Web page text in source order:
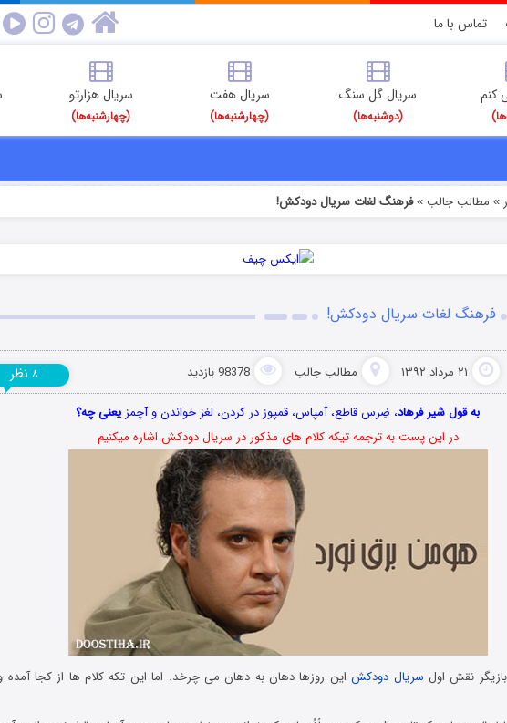
تماس با ما
کنم سریال گل سنگ
(دوشنبه‌ها)
سریال هفت
(چهارشنبه‌ها)
سریال هزارتو
(چهارشنبه‌ها)
» مطالب جالب »فرهنگ لغات سریال دودکش!
فرهنگ لغات سریال دودکش!
۲۱ مرداد ۱۳۹۲ مطالب جالب 98378 بازدید ۸ نظر
به قول شیر فرهاد، ضِرس قاطع، آمپاس، قمپوز در کردن، لغز خواندن و آچمز یعنی چه؟
در این پست به ترجمه تیکه کلام های مذکور در سریال دودکش اشاره میکنیم
نقش اول سریال دودکشاین روزها دهان به دهان می چرخد. اما این تکه کلام ها از کجا آمده